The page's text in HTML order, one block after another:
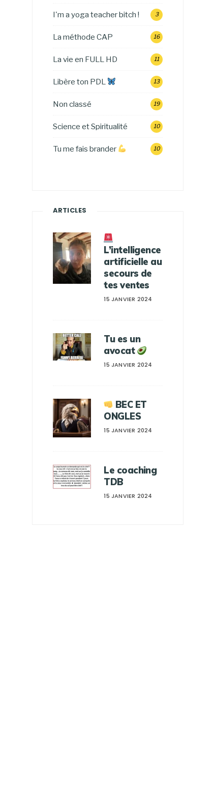
I'm a yoga teacher bitch ! 3
La méthode CAP 16
La vie en FULL HD 11
Libère ton PDL 13
Non classé 19
Science et Spiritualité 10
Tu me fais brander 10
ARTICLES
L’intelligence
artificielle au
secours de
tes ventes
15 JANVIER 2024
Tu es un
avocat
15 JANVIER 2024
BEC ET
ONGLES
15 JANVIER 2024
Le coaching
TDB
15 JANVIER 2024